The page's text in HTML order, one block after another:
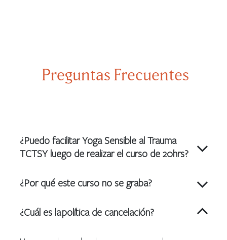
Preguntas Frecuentes
¿Puedo facilitar Yoga Sensible al Trauma
TCTSY luego de realizar el curso de 20hrs?
¿Por qué este curso no se graba?
¿Cuál es la política de cancelación?